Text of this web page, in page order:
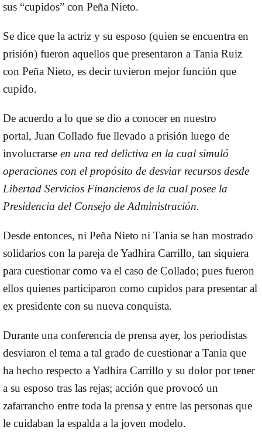
sus “cupidos” con Peña Nieto.
Se dice que la actriz y su esposo (quien se encuentra en
prisión) fueron aquellos que presentaron a Tania Ruiz
con Peña Nieto, es decir tuvieron mejor función que
cupido.
De acuerdo a lo que se dio a conocer en nuestro
portal, Juan Collado fue llevado a prisión luego de
involucrarse en una red delictiva en la cual simuló
operaciones con el propósito de desviar recursos desde
Libertad Servicios Financieros de la cual posee la
Presidencia del Consejo de Administración.
Desde entonces, ni Peña Nieto ni Tania se han mostrado
solidarios con la pareja de Yadhira Carrillo, tan siquiera
para cuestionar como va el caso de Collado; pues fueron
ellos quienes participaron como cupidos para presentar al
ex presidente con su nueva conquista.
Durante una conferencia de prensa ayer, los periodistas
desviaron el tema a tal grado de cuestionar a Tania que
ha hecho respecto a Yadhira Carrillo y su dolor por tener
a su esposo tras las rejas; acción que provocó un
zafarrancho entre toda la prensa y entre las personas que
le cuidaban la espalda a la joven modelo.